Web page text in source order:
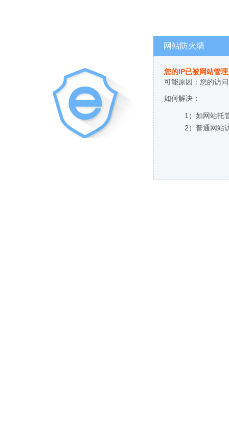
网站防火墙
您的IP已被网站管
可能原因：您的访
如何解决：
1）如网站托
2）普通网站